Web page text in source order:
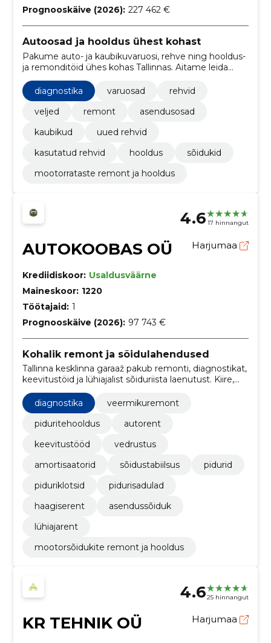
Prognooskäive (2026): 227 462 €
Autoosad ja hooldus ühest kohast
Pakume auto- ja kaubikuvaruosi, rehve ning hooldus-
ja remonditöid ühes kohas Tallinnas. Aitame leida
diagnostika
varuosad
rehvid
veljed
remont
asendusosad
kaubikud
uued rehvid
kasutatud rehvid
hooldus
sõidukid
mootorrataste remont ja hooldus
4.6 17 hinnangut
AUTOKOOBAS OÜ Harjumaa
Krediidiskoor: Usaldusväärne
Maineskoor: 1220
Töötajaid: 1
Prognooskäive (2026): 97 743 €
Kohalik remont ja sõidulahendused
Tallinna kesklinna garaaž pakub remonti, diagnostikat,
keevitustöid ja lühiajalist sõiduriista laenutust. Kiire,
läbipaistev ja taskukohane teenus, et auto taas
sõidukorras oleks.
diagnostika
veermikuremont
piduritehooldus
autorent
keevitustööd
vedrustus
amortisaatorid
sõidustabiilsus
pidurid
piduriklotsid
pidurisadulad
haagiserent
asendussõiduk
lühiajarent
mootorsõidukite remont ja hooldus
4.625 hinnangut
KR TEHNIK OÜ Harjumaa